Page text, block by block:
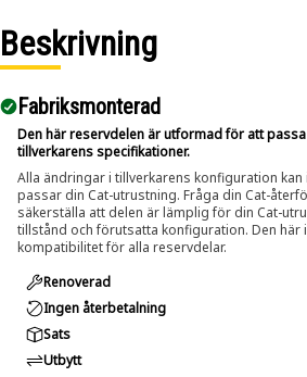
air cleaner.
Beskrivning
Fabriksmonterad
Den här reservdelen är utformad för att
tillverkarens specifikationer.
Alla ändringar i tillverkarens konfiguration
passar din Cat-utrustning. Fråga din Cat-
säkerställa att delen är lämplig för din Cat-
tillstånd och förutsatta konfiguration. Den här
kompatibilitet för alla reservdelar.
Renoverad
Ingen återbetalning
Sats
Utbytt